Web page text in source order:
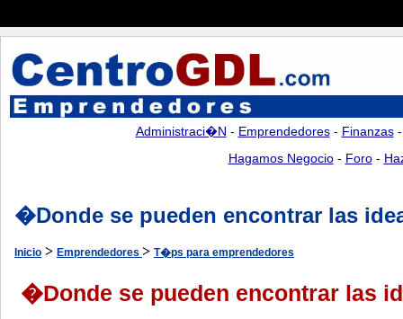
Administraci�n - Emprendedores- Finanzas
Hagamos Negocio- Foro-
�Donde se pueden encontrar las
Inicio > Emprendedores > T�ps para emprendedores
�Donde se pueden encontrar las